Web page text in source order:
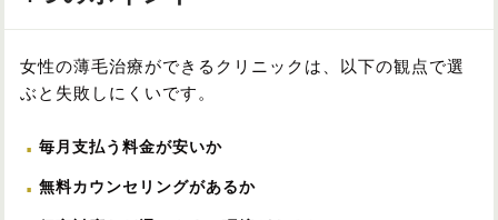
女性の薄毛治療ができるクリニックは、以下の観点で選
ぶと失敗しにくいです。
毎月支払う料金が安いか
無料カウンセリングがあるか